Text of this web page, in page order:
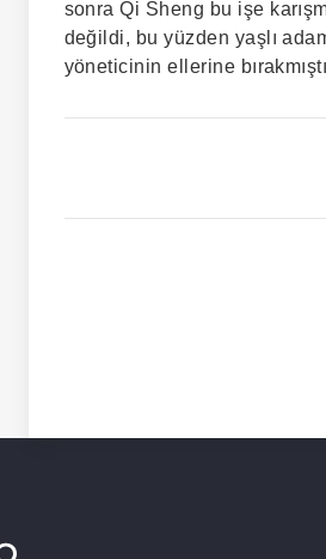
sonra Qi Sheng bu işe
değildi, bu yüzden yaşlı
yöneticinin ellerine